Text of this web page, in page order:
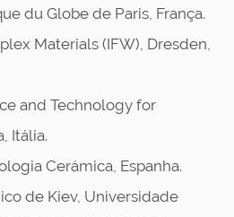
du Globe de Paris, França.
Materials (IFW), Dresden,
and Technology for
Itália.
Cerámica, Espanha.
de Kiev, Universidade